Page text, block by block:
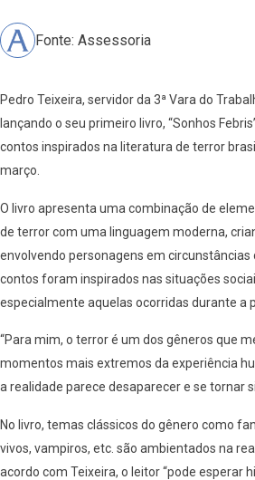
Fonte: Assessoria
Pedro Teixeira, servidor da 3ª Vara do
lançando o seu primeiro livro, “Sonhos
contos inspirados na literatura de terror
março.
O livro apresenta uma combinação de
de terror com uma linguagem moderna,
envolvendo personagens em circunstâncias
contos foram inspirados nas situações
especialmente aquelas ocorridas durante a
“Para mim, o terror é um dos gêneros que
momentos mais extremos da experiência
a realidade parece desaparecer e se tornar
No livro, temas clássicos do gênero como
vivos, vampiros, etc. são ambientados na
acordo com Teixeira, o leitor “pode esperar